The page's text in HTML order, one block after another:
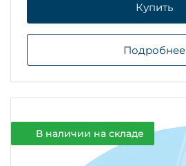
Купить
Подробнее
В наличии на складе